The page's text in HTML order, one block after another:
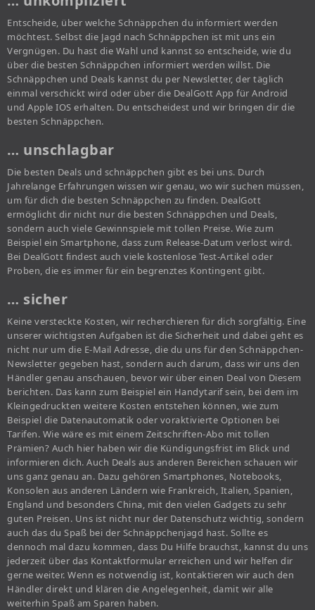
Entscheide, über welche Schnäppchen du informiert werden
möchtest. Selbst die Jagd nach Schnäppchen ist mit uns ein
Vergnügen. Du hast die Wahl und kannst so entscheide, wie du
über die besten Schnäppchen informiert werden willst. Die
Schnäppchen und Deals kannst du per Newsletter, der täglich
einmal verschickt wird oder über die DealGott App für Android
und Apple IOS erhalten. Du entscheidest und wir bringen dir die
besten Schnäppchen.
… unschlagbar
Die besten Deals und schnäppchen gibt es bei uns. Durch
Jahrelange Erfahrungen wissen wir genau, wo wir suchen müssen,
um für dich die besten Schnäppchen zu finden. DealGott
ermöglicht dir nicht nur die besten Schnäppchen und Deals,
sondern auch viele Gewinnspiele mit tollen Preise. Wie zum
Beispiel ein Smartphone, dass zum Release-Datum verlost wird.
Bei DealGott findest auch viele kostenlose Test-Artikel oder
Proben, die es immer für ein begrenztes Kontingent gibt.
… sicher
Keine versteckte Kosten, wir recherchieren für dich sorgfältig. Eine
unserer wichtigsten Aufgaben ist die Sicherheit und dabei geht es
nicht nur um die E-Mail Adresse, die du uns für den Schnäppchen-
Newsletter gegeben hast, sondern auch darum, dass wir uns den
Händler genau anschauen, bevor wir über einen Deal von Diesem
berichten. Das kann zum Beispiel ein Handytarif sein, bei dem im
Kleingedruckten weitere Kosten entstehen können, wie zum
Beispiel die Datenautomatik oder voraktivierte Optionen bei
Tarifen. Wie wäre es mit einem Zeitschriften-Abo mit tollen
Prämien? Auch hier haben wir die Kündigungsfrist im Blick und
informieren dich. Auch Deals aus anderen Bereichen schauen wir
uns ganz genau an. Dazu gehören Smartphones, Notebooks,
Konsolen aus anderen Ländern wie Frankreich, Italien, Spanien,
England und besonders China, mit den vielen Gadgets zu sehr
guten Preisen. Uns ist nicht nur der Datenschutz wichtig, sondern
auch das du Spaß bei der Schnäppchenjagd hast. Sollte es
dennoch mal dazu kommen, dass Du Hilfe brauchst, kannst du uns
jederzeit über das Kontaktformular erreichen und wir helfen dir
gerne weiter. Wenn es notwendig ist, kontaktieren wir auch den
Händler direkt und klären die Angelegenheit, damit wir alle
weiterhin Spaß am Sparen haben.